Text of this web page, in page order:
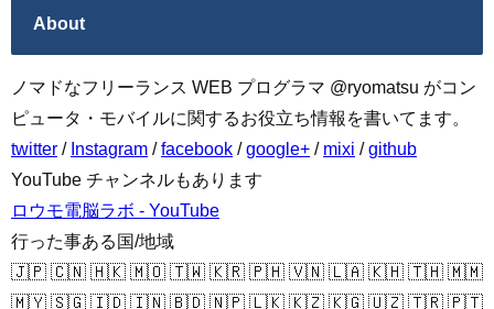
About
ノマドなフリーランス WEB プログラマ @ryomatsu がコン
ピュータ・モバイルに関するお役立ち情報を書いてます。
twitter / Instagram /facebook /google+ / mixi /github
YouTube チャンネルもあります
ロウモ電脳ラボ - YouTube
行った事ある国/地域
🇯🇵 🇨🇳 🇭🇰 🇲🇴 🇹🇼 🇰🇷 🇵🇭 🇻🇳 🇱🇦 🇰🇭 🇹🇭 🇲🇲
🇲🇾 🇸🇬 🇮🇩 🇮🇳 🇧🇩 🇳🇵 🇱🇰 🇰🇿 🇰🇬 🇺🇿 🇹🇷 🇵🇹